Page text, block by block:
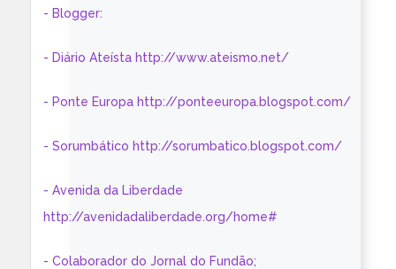
- Blogger:
- Diário Ateísta http://www.ateismo.net/
- Ponte Europa http://ponteeuropa.blogspot.com/
- Sorumbático http://sorumbatico.blogspot.com/
- Avenida da Liberdade
http://avenidadaliberdade.org/home#
- Colaborador do Jornal do Fundão;